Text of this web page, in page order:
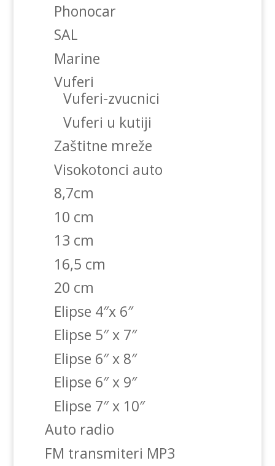
Phonocar
SAL
Marine
Vuferi
Vuferi-zvucnici
Vuferi u kutiji
Zaštitne mreže
Visokotonci auto
8,7cm
10 cm
13 cm
16,5 cm
20 cm
Elipse 4″x 6″
Elipse 5″ x 7″
Elipse 6″ x 8″
Elipse 6″ x 9″
Elipse 7″ x 10″
Auto radio
FM transmiteri MP3